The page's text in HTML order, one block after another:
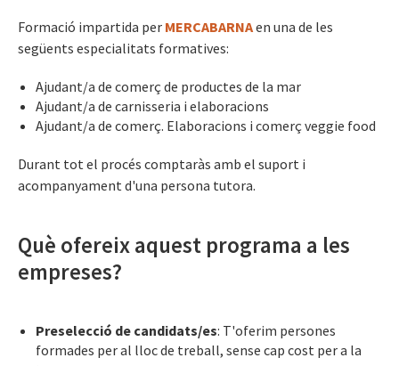
Formació impartida per MERCABARNAen una de les
següents especialitats formatives:
Ajudant/a de comerç de productes de la mar
Ajudant/a de carnisseria i elaboracions
Ajudant/a de comerç. Elaboracions i comerç veggie food
Durant tot el procés comptaràs amb el suport i
acompanyament d'una persona tutora.
Què ofereix aquest programa a les
empreses?
Preselecció de candidats/es: T'oferim persones
formades per al lloc de treball, sense cap cost per a la